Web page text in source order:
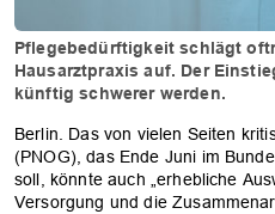
Pflegebedürftigkeit schlägt
Hausarztpraxis auf. Der
künftig schwerer werden.
Berlin. Das von vielen Seiten
(PNOG), das Ende Juni im
soll, könnte auch „erhebliche
Versorgung und die